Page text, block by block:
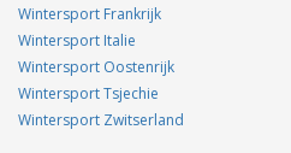
Wintersport Frankrijk
Wintersport Italie
Wintersport Oostenrijk
Wintersport Tsjechie
Wintersport Zwitserland